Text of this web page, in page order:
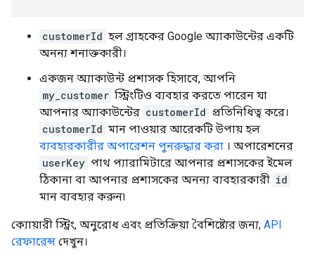
customerId হল গ্রাহকের Google অ্যাকাউন্টের একটি
অনন্য শনাক্তকারী।
একজন অ্যাকাউন্ট প্রশাসক হিসাবে, আপনি
my_customer স্ট্রিংটিও ব্যবহার করতে পারেন যা
আপনার অ্যাকাউন্টের customerId প্রতিনিধিত্ব করে।
customerId মান পাওয়ার আরেকটি উপায় হল
ব্যবহারকারীর অপারেশন পুনরুদ্ধার করা । অপারেশনের
userKey পাথ প্যারামিটারে আপনার প্রশাসকের ইমেল
ঠিকানা বা আপনার প্রশাসকের অনন্য ব্যবহারকারী id
মান ব্যবহার করুন৷
ক্যোয়ারী স্ট্রিং, অনুরোধ এবং প্রতিক্রিয়া বৈশিষ্ট্যের জন্য, API
রেফারেন্স দেখুন।